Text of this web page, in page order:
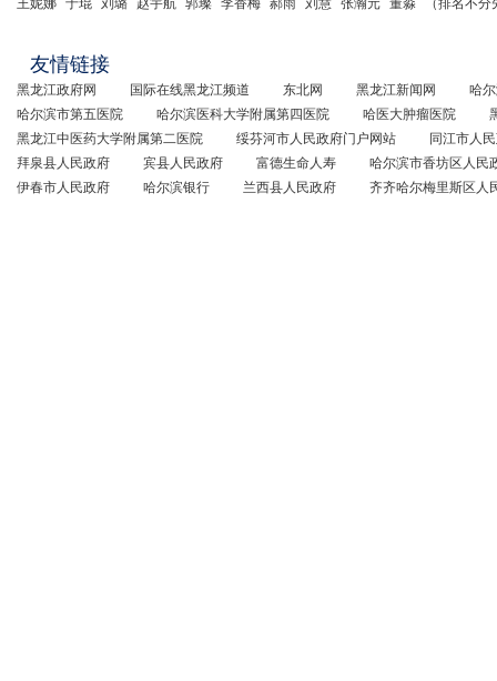
王妮娜 于琨 刘璐 赵宇航 郭璨 李香梅 郝雨 刘慧 张瀚元 董淼 （排名不
友情链接
黑龙江政府网 国际在线黑龙江频道 东北网 黑龙江新闻网
哈
哈尔滨市第五医院
哈尔滨医科大学附属第四医院 哈医大肿瘤医院
黑龙江中医药大学附属第二医院
绥芬河市人民政府门户网站
同江市人
拜泉县人民政府
宾县人民政府 富德生命人寿
哈尔滨市香坊区人民
伊春市人民政府
哈尔滨银行 兰西县人民政府 齐齐哈尔梅里斯区人